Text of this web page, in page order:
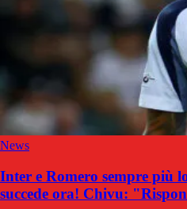
News
Inter e Romero sempre più
succede ora! Chivu: